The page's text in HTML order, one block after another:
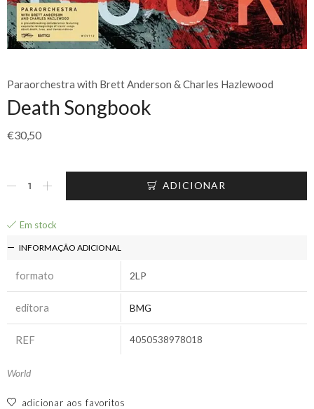
Paraorchestra with Brett Anderson & Charles Hazlewood
Death Songbook
€30,50
ADICIONAR
Em stock
INFORMAÇÃO ADICIONAL
formato 2LP
editora BMG
REF 4050538978018
World
adicionar aos favoritos